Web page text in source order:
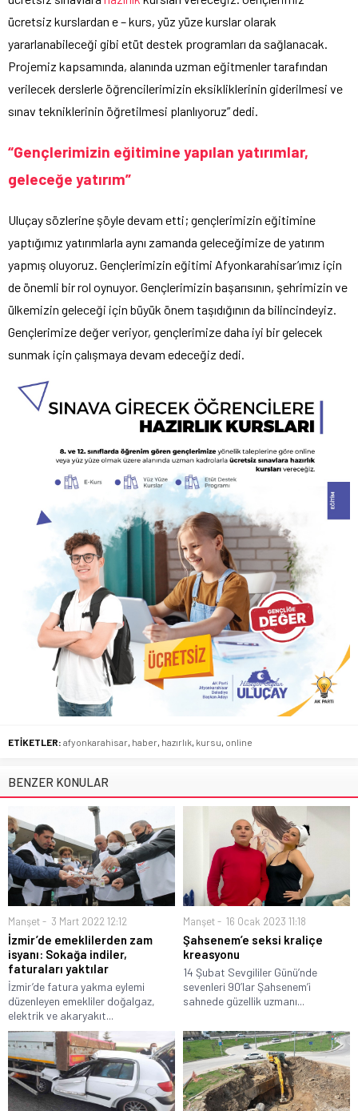
ücretsiz kurslardan e – kurs, yüz yüze kurslar olarak
yararlanabileceği gibi etüt destek programları da sağlanacak.
Projemiz kapsamında, alanında uzman eğitmenler tarafından
verilecek derslerle öğrencilerimizin eksikliklerinin giderilmesi ve
sınav tekniklerinin öğretilmesi planlıyoruz” dedi.
“Gençlerimizin eğitimine yapılan yatırımlar,
geleceğe yatırım”
Uluçay sözlerine şöyle devam etti; gençlerimizin eğitimine
yaptığımız yatırımlarla aynı zamanda geleceğimize de yatırım
yapmış oluyoruz. Gençlerimizin eğitimi Afyonkarahisar’ımız için
de önemli bir rol oynuyor. Gençlerimizin başarısının, şehrimizin ve
ülkemizin geleceği için büyük önem taşıdığının da bilincindeyiz.
Gençlerimize değer veriyor, gençlerimize daha iyi bir gelecek
sunmak için çalışmaya devam edeceğiz dedi.
ETİKETLER: afyonkarahisar haber hazırlık kursu online
BENZER KONULAR
Manşet 3 Mart 2022 12:12
İzmir’de emeklilerden zam
isyanı: Sokağa indiler,
faturaları yaktılar
İzmir’de fatura yakma eylemi
düzenleyen emekliler doğalgaz,
elektrik ve akaryakıt...
Manşet 16 Ocak 2023 11:18
Şahsenem’e seksi kraliçe
kreasyonu
14 Şubat Sevgililer Günü’nde
sevenleri 90’lar Şahsenem’i
sahnede güzellik uzmanı...